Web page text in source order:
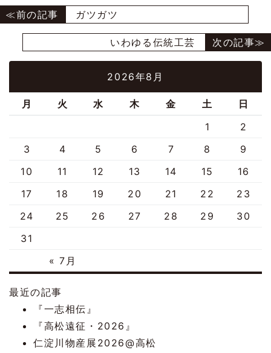
ガツガツ
いわゆる伝統工芸
2026年8月
月 火 水 木 金 土 日
« 7月
1
2
3
4 5 6 7 8
9
10
11 12 13 14 15
16
17
18 19 20 21 22
23
24
25 26 27 28 29
30
31
最近の記事
『一志相伝』
『高松遠征・2026』
仁淀川物産展2026@高松